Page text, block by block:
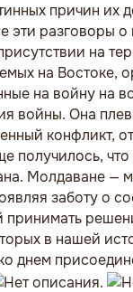
причин их
эти разговоры
на
на Востоке,
на войну на
войны. Она
конфликт,
получилось,
Молдаване
заботу о
в нашей
днем